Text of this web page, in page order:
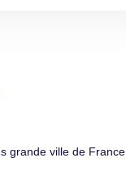
grande ville de France.